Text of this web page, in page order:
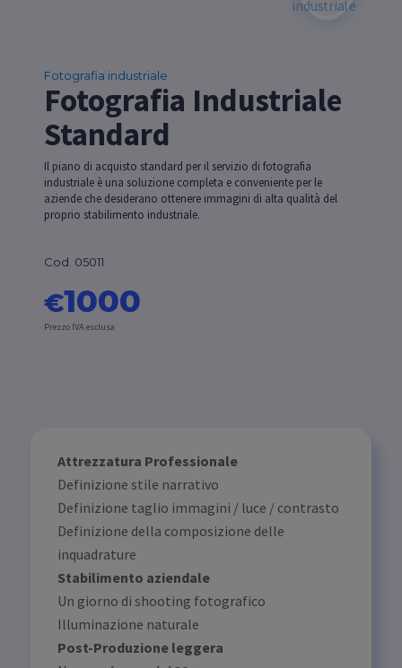
Fotografia industriale
Fotografia Industriale
Standard
Il piano di acquisto standard per il servizio di fotografia
industriale è una soluzione completa e conveniente per le
aziende che desiderano ottenere immagini di alta qualità del
proprio stabilimento industriale.
Cod. 05011
€1000
Prezzo IVA esclusa
Attrezzatura Professionale
Definizione stile narrativo
Definizione taglio immagini / luce / contrasto
Definizione della composizione delle
inquadrature
Stabilimento aziendale
Un giorno di shooting fotografico
Illuminazione naturale
Post-Produzione leggera